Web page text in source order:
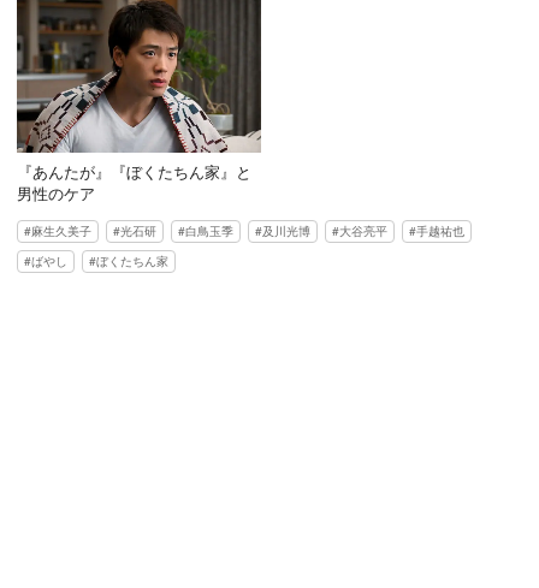
『あんたが』『ぼくたちん家』と
男性のケア
麻生久美子 光石研 白鳥玉季 及川光博 大谷亮平
手越祐也
ばやし
ぼくたちん家